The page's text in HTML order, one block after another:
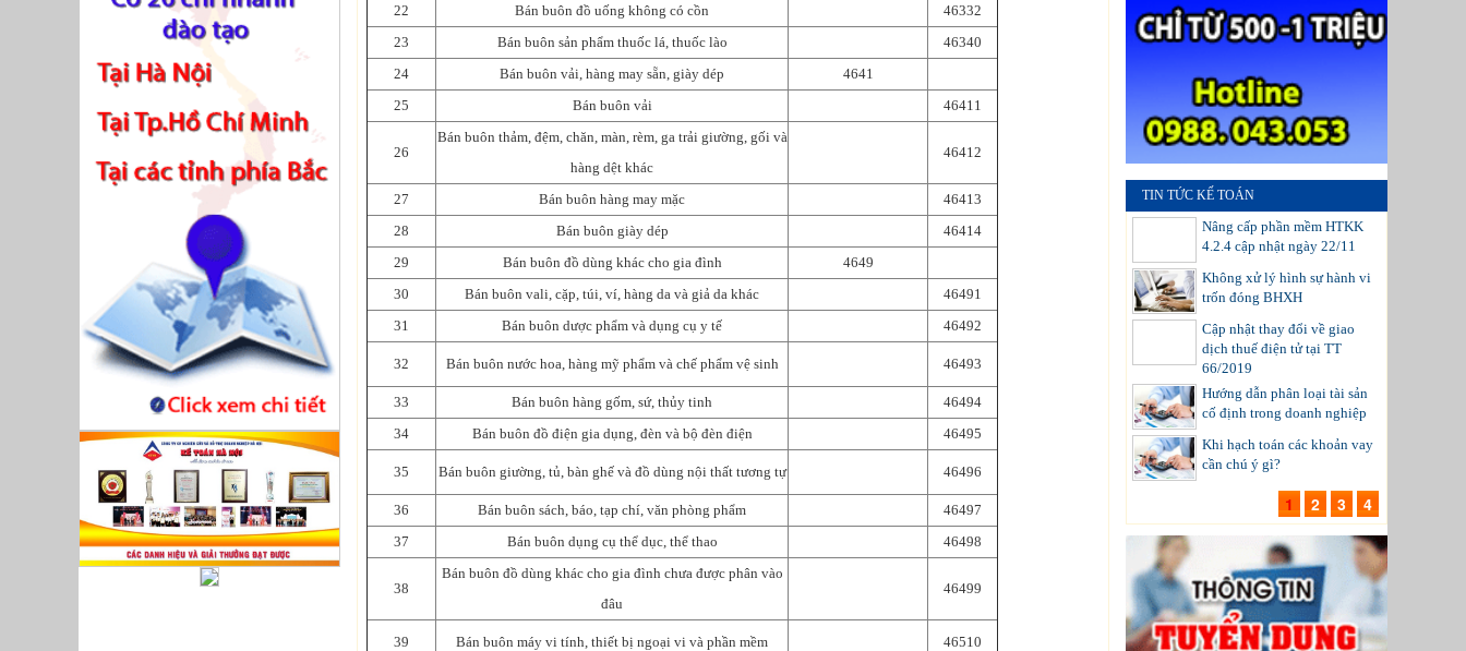
22
Bán buôn đồ uống không có cồn
46332
23
Bán buôn sản phẩm thuốc lá, thuốc lào
46340
24
Bán buôn vải, hàng may sẵn, giày dép
4641
25
Bán buôn vải 46411
26
Bán buôn thảm, đệm, chăn, màn, rèm, ga trải giường, gối và
hàng dệt khác
46412
27 Bán buôn hàng may mặc
46413
28
Bán buôn giày dép
46414
29
Bán buôn đồ dùng khác cho gia đình
4649
30
Bán buôn vali, cặp, túi, ví, hàng da và giả da khác
46491
31
Bán buôn dược phẩm và dụng cụ y tế 46492
32 Bán buôn nước hoa, hàng mỹ phẩm và chế phẩm vệ sinh 46493
33 Bán buôn hàng gốm, sứ, thủy tinh
46494
34
Bán buôn đồ điện gia dụng, đèn và bộ đèn điện 46495
35 Bán buôn giường, tủ, bàn ghế và đồ dùng nội thất tương tự 46496
36 Bán buôn sách, báo, tạp chí, văn phòng phẩm
46497
37
Bán buôn dụng cụ thể dục, thể thao 46498
38
Bán buôn đồ dùng khác cho gia đình chưa được phân vào
đâu
46499
39 Bán buôn máy vi tính, thiết bị ngoại vi và phần mềm 46510
TIN TỨC KẾ TOÁN
Nâng cấp phần mềm HTKK
4.2.4 cập nhật ngày 22/11
Không xử lý hình sự hành vi
trốn đóng BHXH
Cập nhật thay đổi về giao
dịch thuế điện tử tại TT
66/2019
Hướng dẫn phân loại tài sản
cố định trong doanh nghiệp
Khi hạch toán các khoản vay
cần chú ý gì?
1 2 3 4